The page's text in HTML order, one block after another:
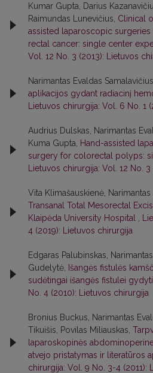
Kumar Gupta, Darius
Raimundas Lunevičius, Clinical
assisted laparoscopic
rectal cancer: single center
Vol. 12 No. 3 (2013): Lietuvos
Narimantas Evaldas Samalavičius,
aplikacijos gydant radiacinį
Lietuvos chirurgija: Vol. 6 No. 1
Audrius Dulskas, Narimantas
Kuma Gupta,
Hand-assisted
surgery for colorectal polyps:
Lietuvos chirurgija: Vol. 12 No.
Vita Klimašauskienė, Narimantas
Transanal Total Mesorectal
Klaipėda University Hospital
4 (2019): Lietuvos chirurgija
Edgaras Palubinskas,
Gudelytė,
Išangės fistulės
sudėtingai išangės fistulei gydyti
No. 4 (2010): Lietuvos chirurgija
Bronius Buckus, Narimantas
Tikuišis, Povilas Miliauskas,
laparoskopinės
atvejo pristatymas ir literatūros
chirurgija: Vol. 9 No. 3-4 (2011):